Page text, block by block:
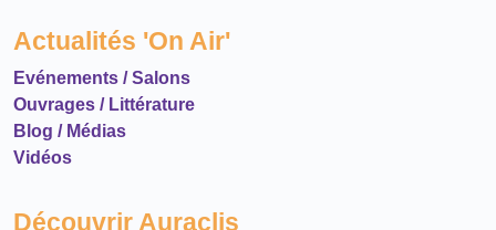
Actualités 'On Air'
Evénements / Salons
Ouvrages / Littérature
Blog / Médias
Vidéos
Découvrir Auraclis